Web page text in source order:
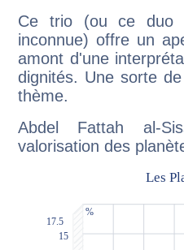
Ce trio (ou ce duo
inconnue) offre un
amont d'une
dignités. Une sorte
thème.
Abdel Fattah al-
valorisation des